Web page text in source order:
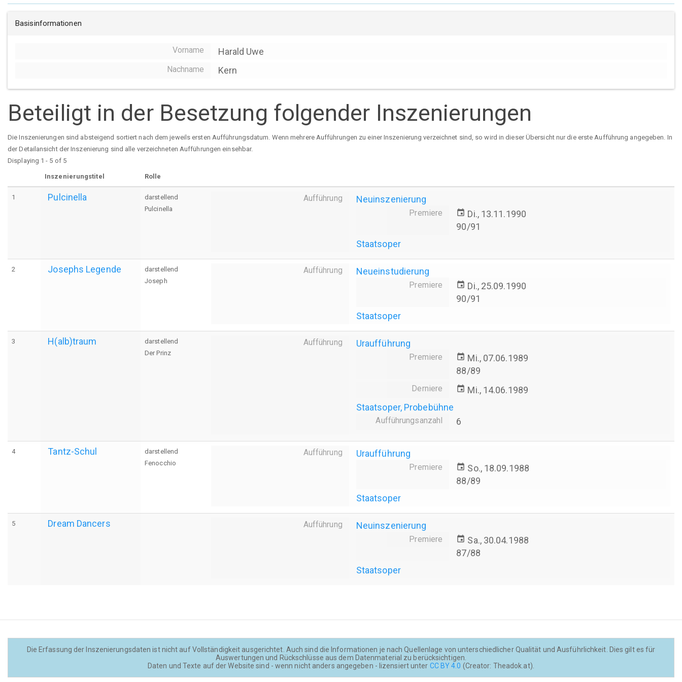
Basisinformationen
Vorname Harald Uwe
Nachname Kern
Beteiligt in der Besetzung folgender Inszenierungen
Die Inszenierungen sind absteigend sortiert nach dem jeweils ersten Aufführungsdatum. Wenn mehrere Aufführungen zu einer Inszenierung verzeichnet sind, so wird in dieser Übersicht nur die erste Aufführung angegeben. In
der Detailansicht der Inszenierung sind alle verzeichneten Aufführungen einsehbar.
Displaying 1 - 5 of 5
Inszenierungstitel Rolle
1 Pulcinella
darstellend
Pulcinella
Aufführung Neuinszenierung
Premiere event Di., 13.11.1990
90/91
Staatsoper
2 Josephs Legende
darstellend
Joseph
Aufführung Neueinstudierung
Premiere event Di., 25.09.1990
90/91
Staatsoper
3 H(alb)traum
darstellend
Der Prinz
Aufführung Uraufführung
Premiere event Mi., 07.06.1989
88/89
Derniere event Mi., 14.06.1989
Staatsoper, Probebühne
Aufführungsanzahl 6
4 Tantz-Schul
darstellend
Fenocchio
Aufführung Uraufführung
Premiere event So., 18.09.1988
88/89
Staatsoper
5 Dream Dancers Aufführung Neuinszenierung
Premiere event Sa., 30.04.1988
87/88
Staatsoper
Die Erfassung der Inszenierungsdaten ist nicht auf Vollständigkeit ausgerichtet. Auch sind die Informationen je nach Quellenlage von unterschiedlicher Qualität und Ausführlichkeit. Dies gilt es für
Auswertungen und Rückschlüsse aus dem Datenmaterial zu berücksichtigen.
Daten und Texte auf der Website sind - wenn nicht anders angegeben - lizensiert unter CC BY 4.0 (Creator: Theadok.at).